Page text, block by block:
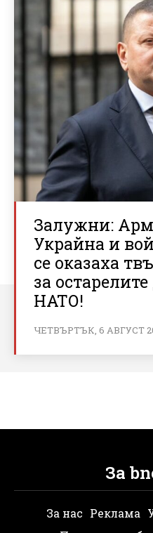
Залужни:
Украйна и
се оказаха
за
НАТО!
ЧЕТВЪРТЪК, 6 АВГУСТ
За
За нас Реклама